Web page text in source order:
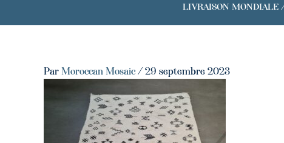
LIVRAISON MONDIALE
Par Moroccan Mosaic / 29 septembre 2023